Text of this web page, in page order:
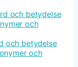
och betydelse
och
och betydelse
och